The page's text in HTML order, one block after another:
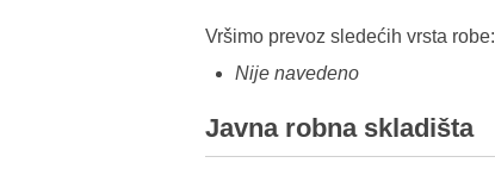
Vršimo prevoz sledećih vrsta robe:
Nije navedeno
Javna robna skladišta